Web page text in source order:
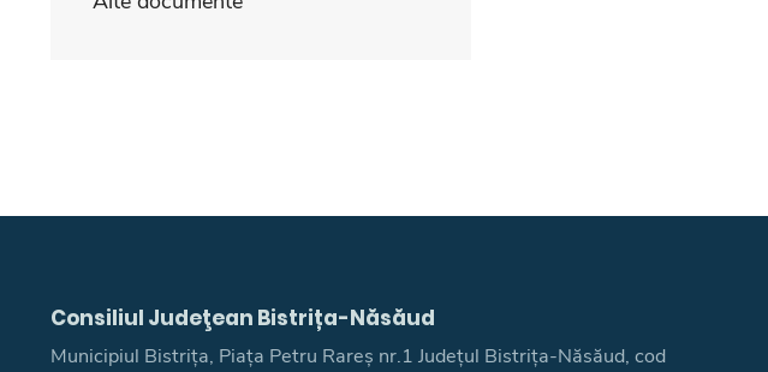
Consiliul Judeţean Bistrița-Năsăud
Municipiul Bistrița, Piața Petru Rareș nr.1 Județul Bistrița-Năsăud, cod